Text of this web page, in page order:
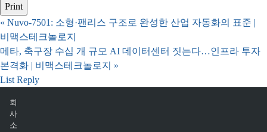
Print
« Nuvo-7501: 소형·팬리스 구조로 완성한 산업 자동화의 표준 |
비맥스테크놀로지
메타, 축구장 수십 개 규모 AI 데이터센터 짓는다…인프라 투자
본격화 | 비맥스테크놀로지
»
List Reply
회
사
소